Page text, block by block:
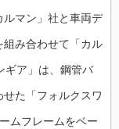
マン」社と車両デ
み合わせて「カル
ギア」は、鋼管バ
た「フォルクスワ
ムフレームをベー